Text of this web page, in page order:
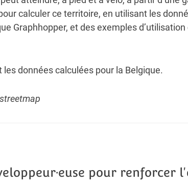
calculer ce territoire, en utilisant les
Graphhopper, et des exemples
données calculées pour la Belgique.
pour renforcer